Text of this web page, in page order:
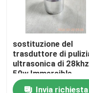
Controllo di qualità
Contattici
Richieda una
sostituzione del
trasduttore di
ultrasonica di 28khz
50w Immersible
Invia richiesta